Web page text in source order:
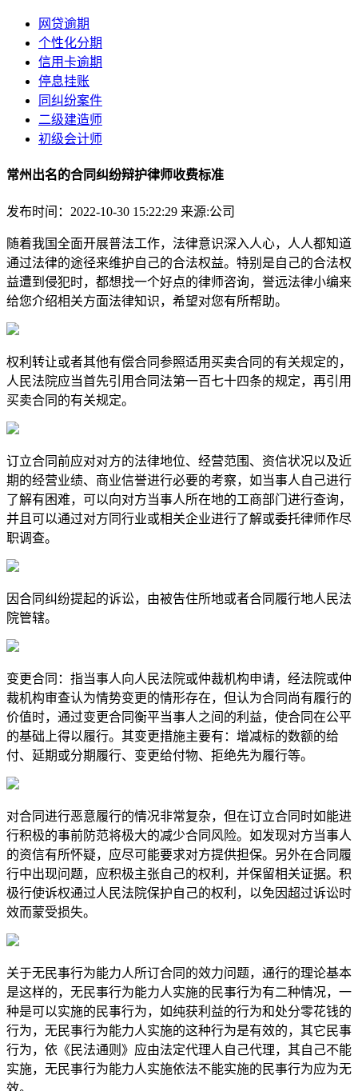
网贷逾期
个性化分期
信用卡逾期
停息挂账
同纠纷案件
二级建造师
初级会计师
常州出名的合同纠纷辩护律师收费标准
发布时间：2022-10-30 15:22:29 来源:公司
随着我国全面开展普法工作，法律意识深入人心，人人都知道
通过法律的途径来维护自己的合法权益。特别是自己的合法权
益遭到侵犯时，都想找一个好点的律师咨询，誉远法律小编来
给您介绍相关方面法律知识，希望对您有所帮助。
权利转让或者其他有偿合同参照适用买卖合同的有关规定的，
人民法院应当首先引用合同法第一百七十四条的规定，再引用
买卖合同的有关规定。
订立合同前应对对方的法律地位、经营范围、资信状况以及近
期的经营业绩、商业信誉进行必要的考察，如当事人自己进行
了解有困难，可以向对方当事人所在地的工商部门进行查询，
并且可以通过对方同行业或相关企业进行了解或委托律师作尽
职调查。
因合同纠纷提起的诉讼，由被告住所地或者合同履行地人民法
院管辖。
变更合同：指当事人向人民法院或仲裁机构申请，经法院或仲
裁机构审查认为情势变更的情形存在，但认为合同尚有履行的
价值时，通过变更合同衡平当事人之间的利益，使合同在公平
的基础上得以履行。其变更措施主要有：增减标的数额的给
付、延期或分期履行、变更给付物、拒绝先为履行等。
对合同进行恶意履行的情况非常复杂，但在订立合同时如能进
行积极的事前防范将极大的减少合同风险。如发现对方当事人
的资信有所怀疑，应尽可能要求对方提供担保。另外在合同履
行中出现问题，应积极主张自己的权利，并保留相关证据。积
极行使诉权通过人民法院保护自己的权利，以免因超过诉讼时
效而蒙受损失。
关于无民事行为能力人所订合同的效力问题，通行的理论基本
是这样的，无民事行为能力人实施的民事行为有二种情况，一
种是可以实施的民事行为，如纯获利益的行为和处分零花钱的
行为，无民事行为能力人实施的这种行为是有效的，其它民事
行为，依《民法通则》应由法定代理人自己代理，其自己不能
实施，无民事行为能力人实施依法不能实施的民事行为应为无
效。